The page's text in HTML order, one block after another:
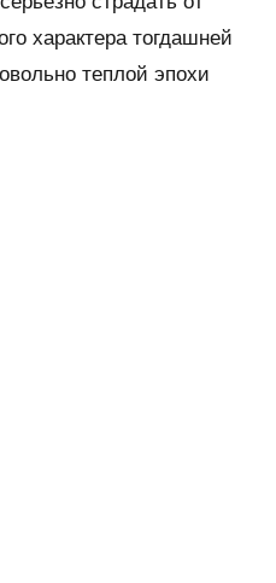
характера тогдашней
теплой эпохи